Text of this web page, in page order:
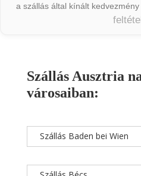
a szállás által kínált kedvezmény
Szállás Ausztria
városaiban:
Szállás Baden bei Wien